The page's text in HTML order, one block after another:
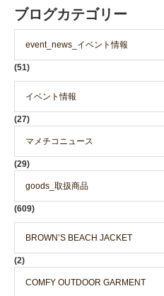
ブログカテゴリー
event_news_イベント情報
(51)
イベント情報
(27)
マメチコニュース
(29)
goods_取扱商品
(609)
BROWN’S BEACH JACKET
(2)
COMFY OUTDOOR GARMENT